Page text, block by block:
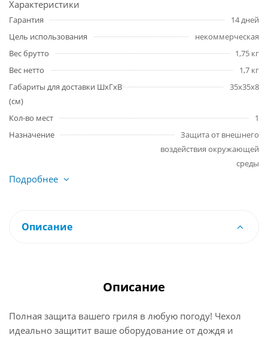
Характеристики
Гарантия
14 дней
Цель использования
некоммерческая
Вес брутто
1,75 кг
Вес нетто
1,7 кг
Габариты для доставки ШхГхВ
(см)
35х35х8
Кол-во мест
1
Назначение
Защита от внешнего
воздействия окружающей
среды
Подробнее
Описание
Описание
Полная защита вашего гриля в любую погоду! Чехол
идеально защитит ваше оборудование от дождя и